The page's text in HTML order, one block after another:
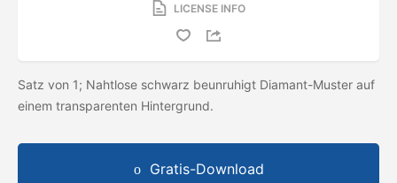
LICENSE INFO
Satz von 1; Nahtlose schwarz beunruhigt Diamant-Muster auf
einem transparenten Hintergrund.
Gratis-Download